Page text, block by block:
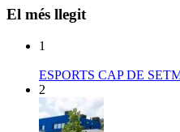
El més llegit
1
ESPORTS CAP DE
2